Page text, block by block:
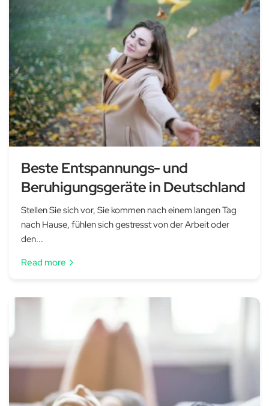
Beste Entspannungs- und
Beruhigungsgeräte in Deutschland
Stellen Sie sich vor, Sie kommen nach einem langen Tag
nach Hause, fühlen sich gestresst von der Arbeit oder
den...
Read more